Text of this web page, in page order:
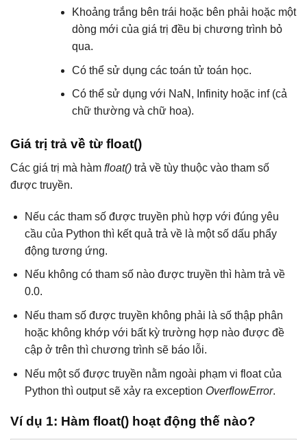
Khoảng trắng bên trái hoặc bên phải hoặc một
dòng mới của giá trị đều bị chương trình bỏ
qua.
Có thể sử dụng các toán tử toán học.
Có thể sử dụng với NaN, Infinity hoặc inf (cả
chữ thường và chữ hoa).
Giá trị trả về từ float()
Các giá trị mà hàm float() trả về tùy thuộc vào tham số
được truyền.
Nếu các tham số được truyền phù hợp với đúng yêu
cầu của Python thì kết quả trả về là một số dấu phẩy
động tương ứng.
Nếu không có tham số nào được truyền thì hàm trả về
0.0.
Nếu tham số được truyền không phải là số thập phân
hoặc không khớp với bất kỳ trường hợp nào được đề
cập ở trên thì chương trình sẽ báo lỗi.
Nếu một số được truyền nằm ngoài phạm vi float của
Python thì output sẽ xảy ra exception OverflowError.
Ví dụ 1: Hàm float() hoạt động thế nào?